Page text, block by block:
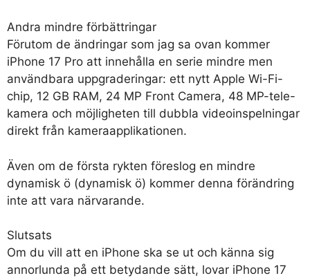
Andra mindre förbättringar
Förutom de ändringar som jag sa ovan kommer
iPhone 17 Pro att innehålla en serie mindre men
användbara uppgraderingar: ett nytt Apple Wi-Fi-
chip, 12 GB RAM, 24 MP Front Camera, 48 MP-tele-
kamera och möjligheten till dubbla videoinspelningar
direkt från kameraapplikationen.
Även om de första rykten föreslog en mindre
dynamisk ö (dynamisk ö) kommer denna förändring
inte att vara närvarande.
Slutsats
Om du vill att en iPhone ska se ut och känna sig
annorlunda på ett betydande sätt, lovar iPhone 17